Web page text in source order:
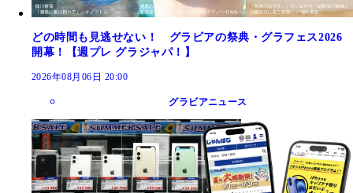
どの時間も見逃せない！ グラビアの祭典・グラフェス2026
開幕！【週プレ グラジャパ！】
2026年08月06日 20:00
グラビアニュース